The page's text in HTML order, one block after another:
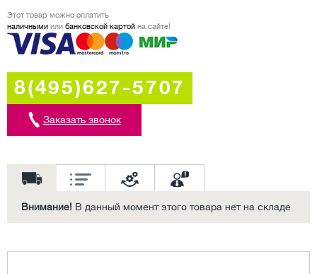
Этот товар можно оплатить
наличными или банковской картой на сайте!
8(495)627-5707
Заказать звонок
Внимание! В данный момент этого товара нет на складе